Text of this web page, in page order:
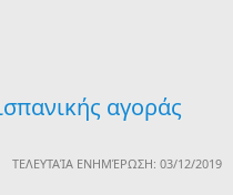
αγοράς
ΤΕΛΕΥΤΑΊΑ ΕΝΗΜΈΡΩΣΗ: 03/12/2019